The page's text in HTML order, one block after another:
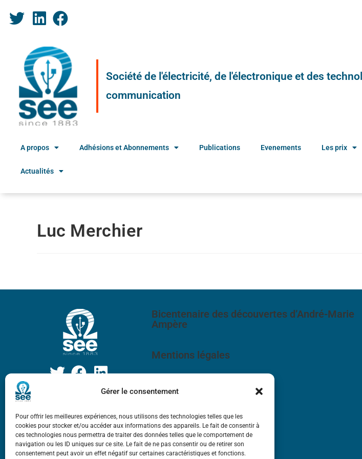
Gérer le consentement
Pour offrir les meilleures expériences, nous utilisons des technologies telles que les
cookies pour stocker et/ou accéder aux informations des appareils. Le fait de consentir à
ces technologies nous permettra de traiter des données telles que le comportement de
navigation ou les ID uniques sur ce site. Le fait de ne pas consentir ou de retirer son
consentement peut avoir un effet négatif sur certaines caractéristiques et fonctions.
Société de l'électricité, de l'électronique et des
communication
A propos Adhésions et Abonnements Publications Evenements Les prix
Actualités
Luc Merchier
Bicentenaire des découvertes d’André-Marie
Ampère
Mentions légales